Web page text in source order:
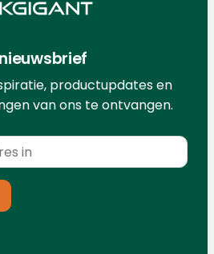
productupdates en
van ons te ontvangen.